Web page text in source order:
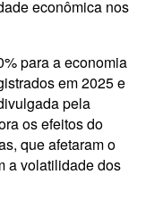
econômica nos
para a economia
em 2025 e
pela
os efeitos do
que afetaram o
a volatilidade dos